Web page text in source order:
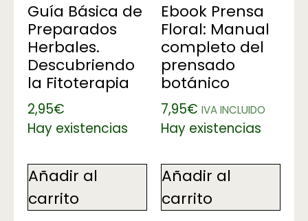
Guía Básica de
Preparados
Herbales.
Descubriendo
la Fitoterapia
2,95€
Hay existencias
Añadir al
carrito
Ebook Prensa
Floral: Manual
completo del
prensado
botánico
7,95€ IVA INCLUIDO
Hay existencias
Añadir al
carrito